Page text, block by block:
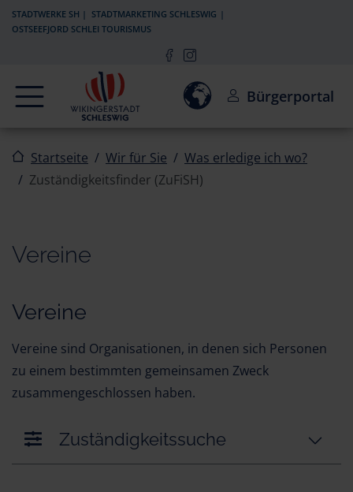
Zur Navigation springen
Zum Inhalt springen
STADTWERKE SH
STADTMARKETING SCHLESWIG
OSTSEEFJORD SCHLEI TOURISMUS
Navigation Einwilligung zur Aktivierung
Bürgerportal
Startseite Wir für Sie
Was erledige ich wo?
Zuständigkeitsfinder (ZuFiSH)
Vereine
Vereine
Vereine sind Organisationen, in denen sich Personen
zu einem bestimmten gemeinsamen Zweck
zusammengeschlossen haben.
Zuständigkeitssuche